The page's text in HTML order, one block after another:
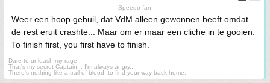
Speedo fan
Weer een hoop gehuil, dat VdM alleen gewonnen heeft omdat
de rest eruit crashte... Maar om er maar een cliche in te gooien:
To finish first, you first have to finish.
Dare to unleash my rage..
That's my secret Captain... I'm always angry...
There's nothing like a trail of blood, to find your way back home.